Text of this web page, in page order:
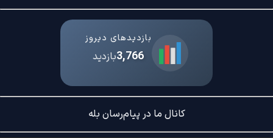
بازدیدهای دیروز
3,766بازدید
کانال ما در پیام‌رسان بله